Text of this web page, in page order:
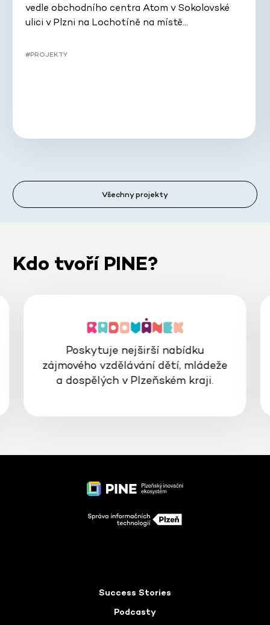
vedle obchodního centra Atom v Sokolovské
ulici v Plzni na Lochotíně na místě…
#PROJEKTY
Všechny projekty
Kdo tvoří PINE?
Poskytuje nejširší nabídku
zájmového vzdělávání dětí, mládeže
a dospělých v Plzeňském kraji.
Success Stories
Podcasty